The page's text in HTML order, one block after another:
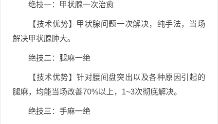
绝技一：甲状腺一次治愈
【技术优势】甲状腺问题一次解决，纯手法，当场
解决甲状腺肿大。
绝技二：腿麻一绝
【技术优势】针对腰间盘突出以及各种原因引起的
腿麻，均能当场改善70%以上，1~3次彻底解决。
绝技三：手麻一绝